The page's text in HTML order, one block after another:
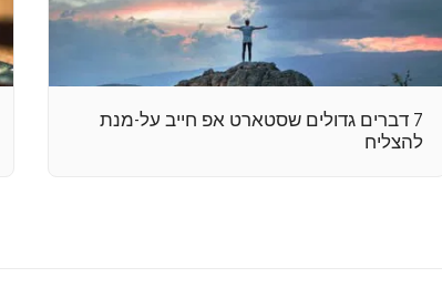
7 דברים גדולים שסטארט אפ חייב על-מנת
להצליח